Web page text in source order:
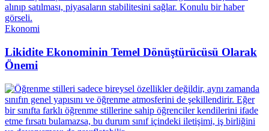
Ekonomi
Likidite Ekonominin Temel Dönüştürücüsü Olarak
Önemi